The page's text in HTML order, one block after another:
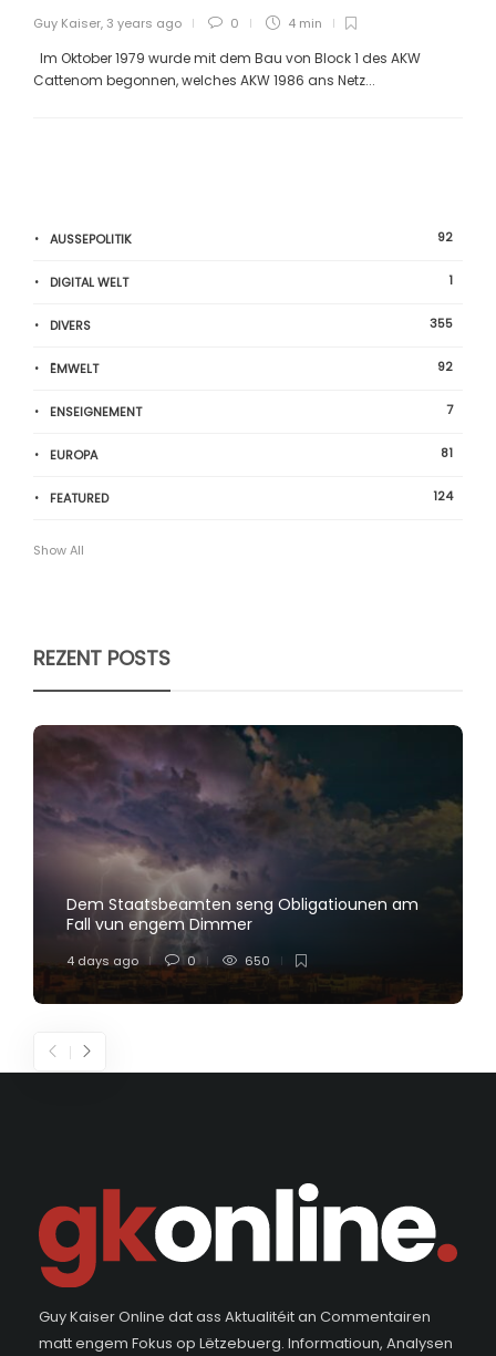
Guy Kaiser, 3 years ago 0 4 min
Im Oktober 1979 wurde mit dem Bau von Block 1 des AKW
Cattenom begonnen, welches AKW 1986 ans Netz...
AUSSEPOLITIK 92
DIGITAL WELT 1
DIVERS 355
ËMWELT 92
ENSEIGNEMENT 7
EUROPA 81
FEATURED 124
Show All
REZENT POSTS
Dem Staatsbeamten seng Obligatiounen am
Fall vun engem Dimmer
4 days ago 0 650
Guy Kaiser Online dat ass Aktualitéit an Commentairen
matt engem Fokus op Lëtzebuerg. Informatioun, Analysen